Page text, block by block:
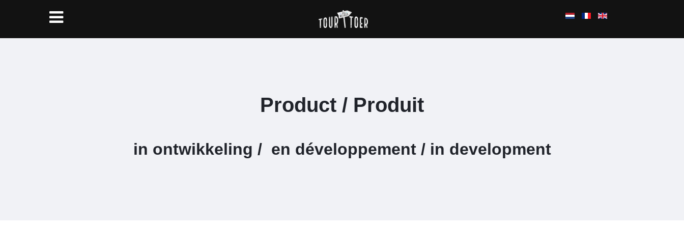
Product / Produit
in ontwikkeling / en développement / in development